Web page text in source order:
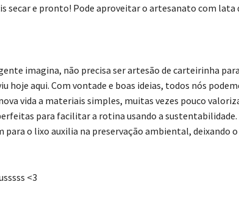
secar e pronto! Pode aproveitar o artesanato com lata
imagina, não precisa ser artesão de carteirinha
hoje aqui. Com vontade e boas ideias, todos nós
vida a materiais simples, muitas vezes pouco
para facilitar a rotina usando a sustentabilidade.
para o lixo auxilia na preservação ambiental, deixando o
<3